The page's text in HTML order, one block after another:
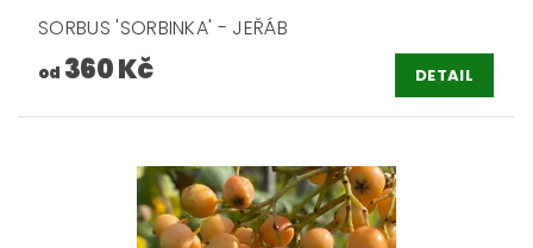
SORBUS 'SORBINKA' - JEŘÁB
od 360 Kč DETAIL